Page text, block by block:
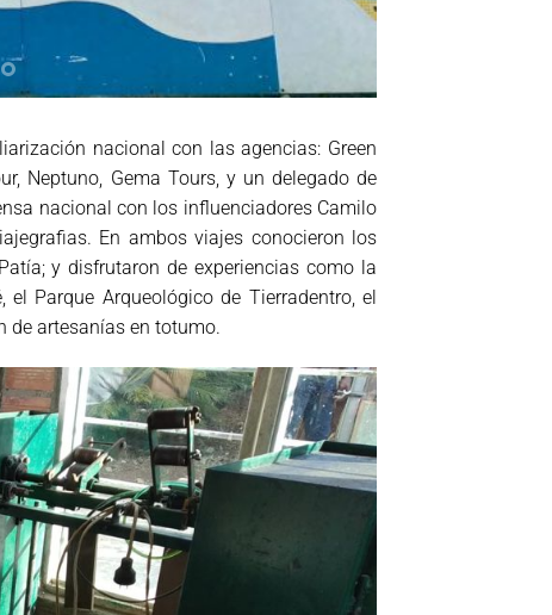
nacional con las agencias: Green
Neptuno, Gema Tours, y un delegado de
nacional con los influenciadores Camilo
En ambos viajes conocieron los
y disfrutaron de experiencias como la
Parque Arqueológico de Tierradentro, el
de artesanías en totumo.